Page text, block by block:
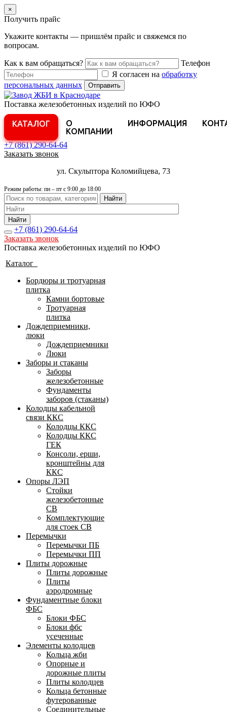
×
Получить прайс
Укажите контакты — пришлём прайс и свяжемся по
вопросам.
Как к вам обращаться?
Телефон
Я согласен на обработку
персональных данных
Отправить
Поставка железобетонных изделий по ЮФО
КАТАЛОГ
О
КОМПАНИИ
ИНФОРМАЦИЯ
+7 (861)290-64-64
Заказать звонок
ул. Скульптора Коломийцева, 73
Режим работы: пн – пт с 9:00 до 18:00
Найти
Найти
+7 (861) 290-64-64
Заказать звонок
Поставка железобетонных изделий по ЮФО
Каталог
Бордюры и тротуарная
плитка
Камни бортовые
Тротуарная
плитка
Дождеприемники,
люки
Дождеприемники
Люки
Заборы и стаканы
Заборы
железобетонные
Фундаменты
заборов (стаканы)
Колодцы кабельной
связи ККС
Колодцы ККС
Колодцы ККС
ГЕК
Консоли, ерши,
кронштейны для
ККС
Опоры ЛЭП
Стойки
железобетонные
СВ
Комплектующие
для стоек СВ
Перемычки
Перемычки ПБ
Перемычки ПП
Плиты дорожные
Плиты дорожные
Плиты
аэродромные
Фундаментные блоки
ФБС
Блоки ФБС
Блоки фбс
усеченные
Элементы колодцев
Кольца жби
Опорные и
дорожные плиты
Плиты колодцев
Кольца бетонные
футерованные
Соединительные